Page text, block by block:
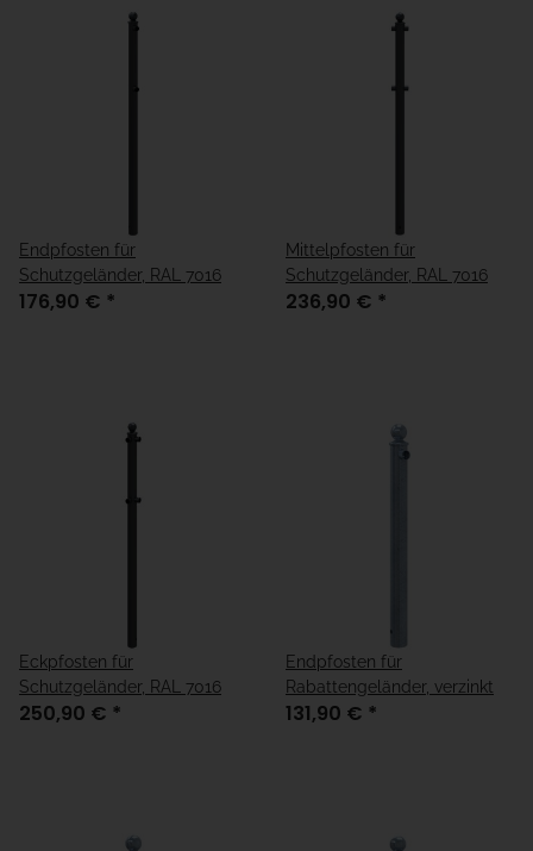
Endpfosten für
Schutzgeländer, RAL 7016
176,90 € *
Mittelpfosten für
Schutzgeländer, RAL 7016
236,90 € *
Eckpfosten für
Schutzgeländer, RAL 7016
250,90 € *
Endpfosten für
Rabattengeländer, verzinkt
131,90 € *